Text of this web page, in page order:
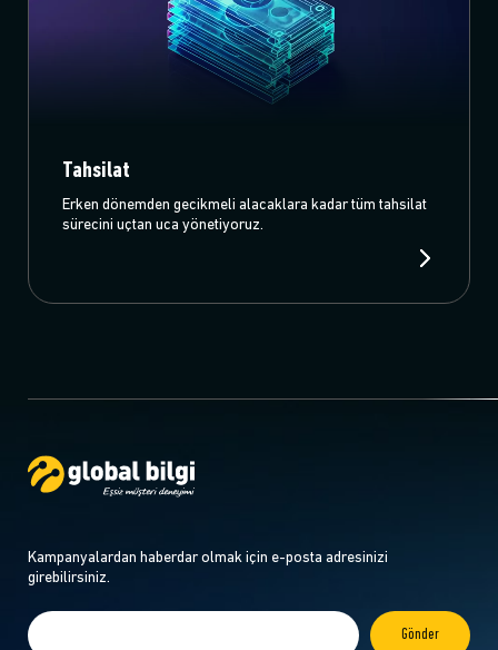
Tahsilat
Erken dönemden gecikmeli alacaklara kadar tüm tahsilat
sürecini uçtan uca yönetiyoruz.
Kampanyalardan haberdar olmak için e-posta adresinizi
girebilirsiniz.